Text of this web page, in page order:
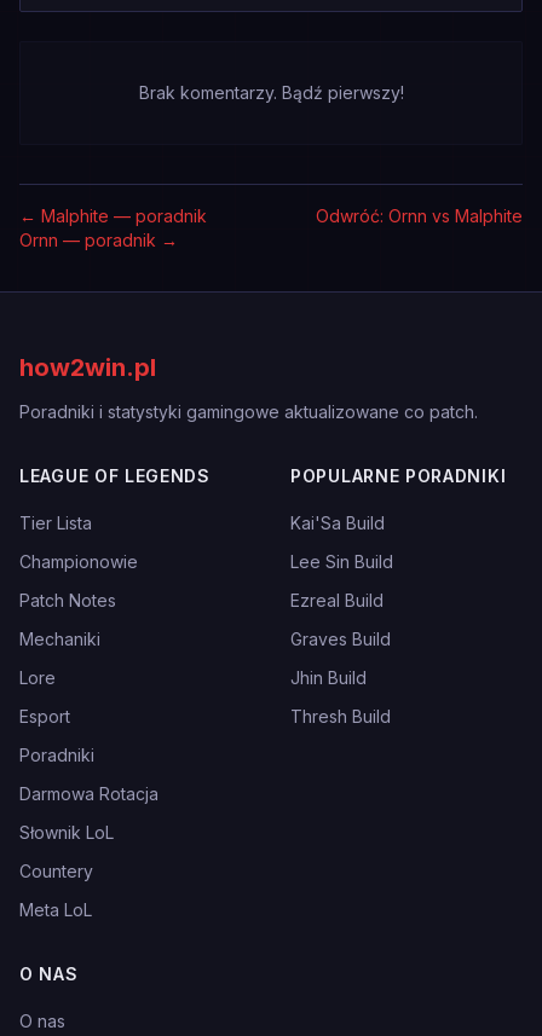
Brak komentarzy. Bądź pierwszy!
← Malphite — poradnik
Odwróć: Ornn vs Malphite
Ornn — poradnik →
how2win.pl
Poradniki i statystyki gamingowe aktualizowane co patch.
LEAGUE OF LEGENDS
Tier Lista
Championowie
Patch Notes
Mechaniki
Lore
Esport
Poradniki
Darmowa Rotacja
Słownik LoL
Countery
Meta LoL
POPULARNE PORADNIKI
Kai'Sa Build
Lee Sin Build
Ezreal Build
Graves Build
Jhin Build
Thresh Build
O NAS
O nas